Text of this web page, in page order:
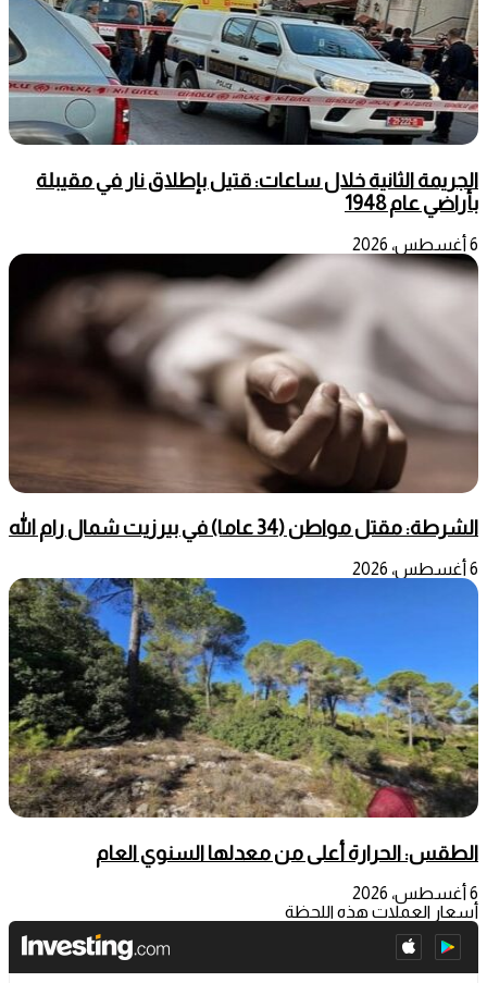
الجريمة الثانية خلال ساعات: قتيل بإطلاق نار في مقيبلة
بأراضي عام 1948
6 أغسطس، 2026
الشرطة: مقتل مواطن (34 عاما) في بيرزيت شمال رام الله
6 أغسطس، 2026
الطقس: الحرارة أعلى من معدلها السنوي العام
6 أغسطس، 2026
أسعار العملات هذه اللحظة